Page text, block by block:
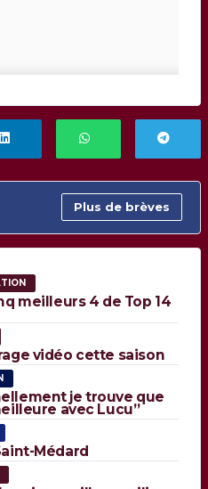
Plus de brèves
meilleurs 4 de Top 14
vidéo cette saison
je trouve que
avec Lucu”
Médard